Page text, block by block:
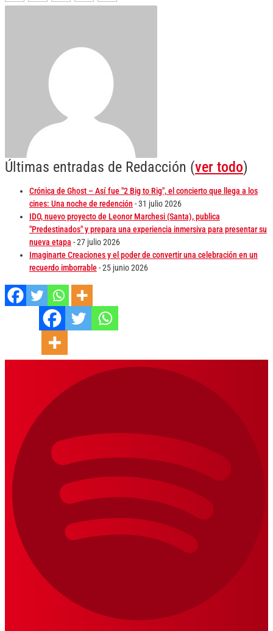
Últimas entradas de Redacción (ver todo)
Crónica de Ghost – Así fue "2 Big to Rig", el concierto que llega a los
cines: Una noche de redención - 31 julio 2026
IDO, nuevo proyecto de Leonor Marchesi (Santa), publica
"Predestinados" y prepara una experiencia inmersiva para presentar su
nueva etapa - 27 julio 2026
Imaginarte Creaciones y el poder de convertir una celebración en un
recuerdo imborrable- 25 junio 2026